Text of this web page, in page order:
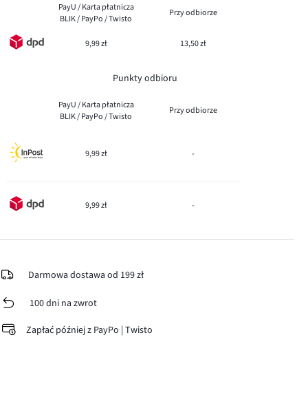
PayU / Karta płatnicza
BLIK / PayPo / Twisto
Przy odbiorze
9,99 zł 13,50 zł
Punkty odbioru
PayU / Karta płatnicza
BLIK / PayPo / Twisto
Przy odbiorze
9,99 zł -
9,99 zł -
Darmowa dostawa od 199 zł
100 dni na zwrot
Zapłać później z PayPo | Twisto